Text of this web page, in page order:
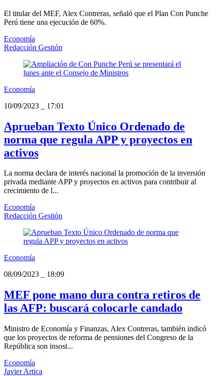
El titular del MEF, Alex Contreras, señaló que el Plan Con Punche
Perú tiene una ejecución de 60%.
Economía
Redacción Gestión
Economía
10/09/2023
17:01
Aprueban Texto Único Ordenado de
norma que regula APP y proyectos en
activos
La norma declara de interés nacional la promoción de la inversión
privada mediante APP y proyectos en activos para contribuir al
crecimiento de l...
Economía
Redacción Gestión
Economía
08/09/2023
18:09
MEF pone mano dura contra retiros de
las AFP: buscará colocarle candado
Ministro de Economía y Finanzas, Alex Contreras, también indicó
que los proyectos de reforma de pensiones del Congreso de la
República son insost...
Economía
Javier Artica